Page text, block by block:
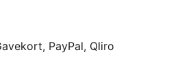
PayPal, Qliro